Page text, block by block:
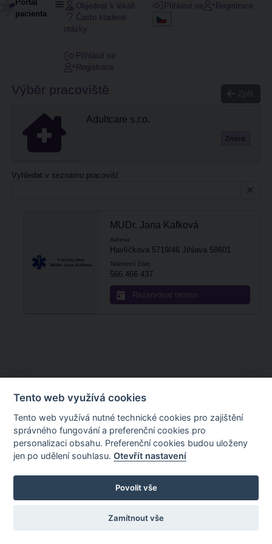
Portál
pacienta
Objednat k lékaři
Často kladené
otázky
Přihlásit se
Registrace
Přihlásit se Registrace
Výběr pracoviště
Adultcare s.r.o.
Změnit
Vyhledat v seznamu pracovišť
MUDr. Jana Kafková
Adresa
Havlíčkova 5719/46 Jihlava 58601
Telefonní číslo
566 466 437
Rezervovat termín
Tento web využívá cookies
Tento web využívá nutné technické cookies pro zajištění
správného fungování a preferenční cookies pro
personalizaci obsahu. Preferenční cookies budou uloženy
jen po udělení souhlasu.Otevřít nastavení
Povolit vše
Zamítnout vše